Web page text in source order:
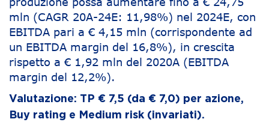
mln (CAGR 20A-24E: 11,98%) nel 2024E, con
EBITDA pari a € 4,15 mln (corrispondente ad
un EBITDA margin del 16,8%), in crescita
rispetto a € 1,92 mln del 2020A (EBITDA
margin del 12,2%).
Valutazione: TP € 7,5 (da € 7,0) per azione,
Buy rating e Medium risk (invariati).